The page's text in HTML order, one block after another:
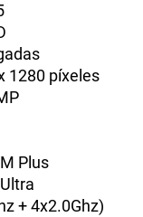
1280 píxeles
Plus
+ 4x2.0Ghz)